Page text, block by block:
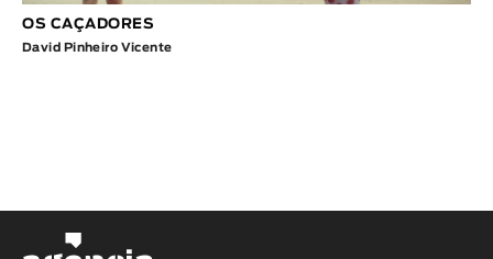
OS CAÇADORES
David Pinheiro Vicente